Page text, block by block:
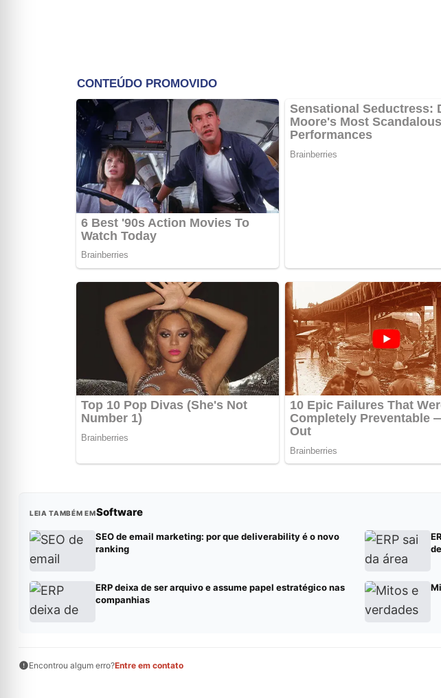
LEIA TAMBÉM EMSoftware
SEO de email marketing: por que deliverability é o novo
ranking
ERP deixa de ser arquivo e assume papel estratégico nas
companhias
Encontrou algum erro?Entre em contato